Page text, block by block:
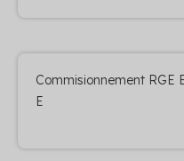
Commisionnement RGE
E